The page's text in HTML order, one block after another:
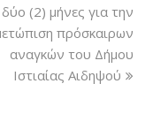
δύο (2) μήνες για την
πρόσκαιρων
αναγκών του Δήμου
Ιστιαίας Αιδηψού